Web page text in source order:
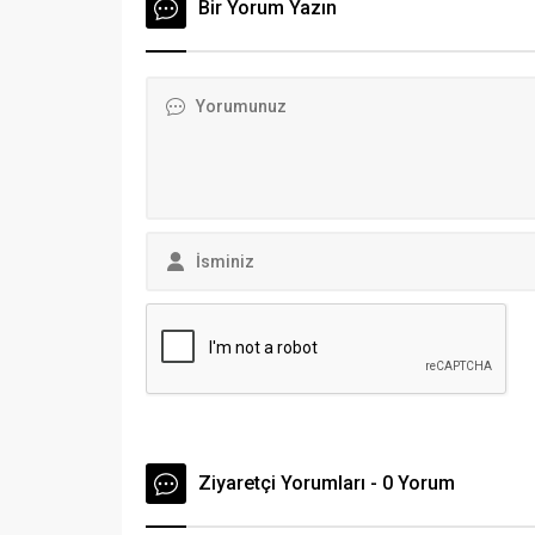
başlattı. Ekipler, içinde bir miktar su
bulunan kuyudaki domuzu
kurtarmak için AKUT Bodrum
Domuz, barınak...
Bir Yorum Yazın
Ziyaretçi Yorumları - 0 Yorum